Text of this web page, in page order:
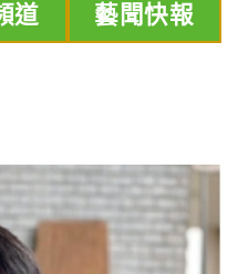
道 藝聞快報